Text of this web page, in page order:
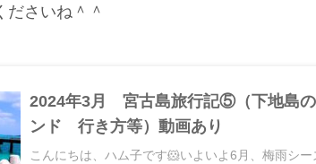
ださいね＾＾
2024年3月 宮古島旅行記⑤（下地島
ンド 行き方等）動画あり
こんにちは、ハム子です🐹いよいよ6月、梅雨シ